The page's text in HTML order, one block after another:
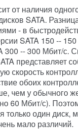
от наличия
SATA.
- в
SATA 150 --
300 -- 300 Мбит/с.
представляет
скорость
обоих
чем у обычного
60 Мбит/с).
только один диск,
мало различий.